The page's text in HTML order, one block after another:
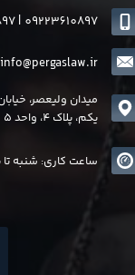
info@pergaslaw.ir
| 09223610897
میدان ولیعصر،
یکم، پلاک 4، واحد 5
ساعت کاری: شنبه تا